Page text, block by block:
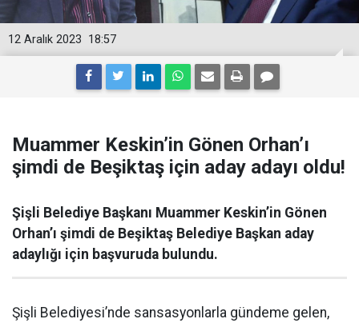
18:57
12 Aralık 2023
Muammer Keskin’in Gönen Orhan’ı
şimdi de Beşiktaş için aday adayı oldu!
Şişli Belediye Başkanı Muammer Keskin’in Gönen
Orhan’ı şimdi de Beşiktaş Belediye Başkan aday
adaylığı için başvuruda bulundu.
Şişli Belediyesi’nde sansasyonlarla gündeme gelen,